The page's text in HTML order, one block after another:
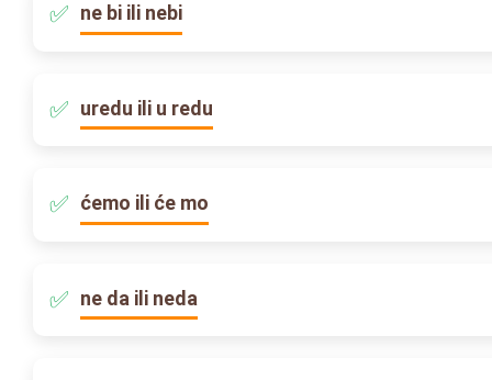
ne bi ili nebi
uredu ili u redu
ćemo ili će mo
ne da ili neda